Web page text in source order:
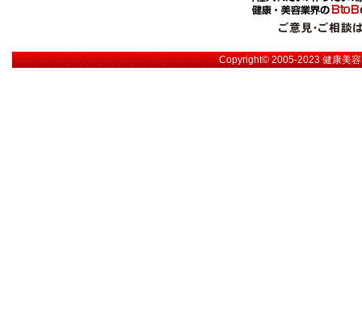
Copyright© 2005-2023健康美